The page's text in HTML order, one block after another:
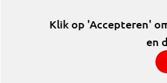
Klik op 'Accepteren'
en